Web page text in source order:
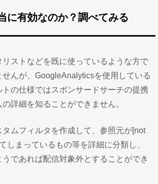
に有効なのか？調べてみる
ストなどを既に使っているような方で
んが、GoogleAnalyticsを使用している
の仕様ではスポンサードサーチの提携
詳細を知ることができません。
タムフィルタを作成して、参照元が[not
しまっているもの等を詳細に分類し、
であれば配信対象外とすることができ